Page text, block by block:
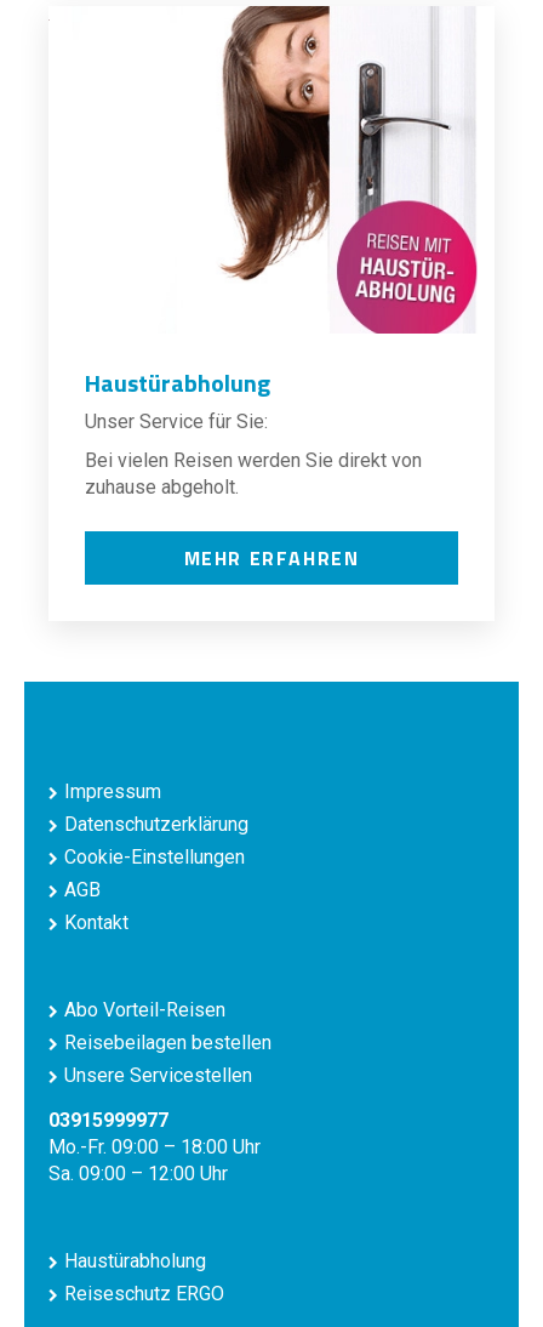
Haustürabholung
Unser Service für Sie:
Bei vielen Reisen werden Sie direkt von
zuhause abgeholt.
MEHR ERFAHREN
Impressum
Datenschutzerklärung
Cookie-Einstellungen
AGB
Kontakt
Abo Vorteil-Reisen
Reisebeilagen bestellen
Unsere Servicestellen
03915999977
Mo.-Fr. 09:00 – 18:00 Uhr
Sa. 09:00 – 12:00 Uhr
Haustürabholung
Reiseschutz ERGO